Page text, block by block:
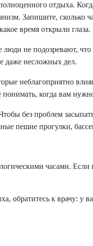
отдыха.
Запишите,
время открыли глаза.
не подозревают, что
даже несложных дел.
неблагоприятно
когда вам
без проблем
пешие прогулки,
часами.
обратитесь к врачу: у